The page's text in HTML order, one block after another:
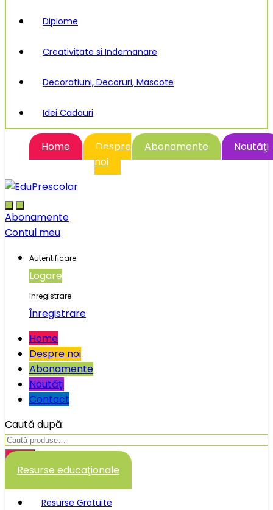
Diplome
Creativitate si Indemanare
Decoratiuni, Decoruri, Mascote
Idei Cadouri
Home
Despre
noi
Abonamente Noutăţi
Abonamente
Contul meu
Autentificare
Logare
Inregistrare
Înregistrare
Home
Despre noi
Abonamente
Noutăţi
Contact
Caută după:
Caută
Resurse educaţionale
Resurse Gratuite